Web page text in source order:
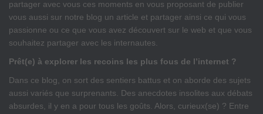
partager avec vous ces moments en vous proposant de publier
vous aussi sur notre blog un article et partager ainsi ce qui vous
passionne ou ce que vous avez découvert sur le web et que vous
souhaitez partager avec les internautes.
Prêt(e) à explorer les recoins les plus fous de l’internet ?
Dans ce blog, on sort des sentiers battus et on aborde des sujets
aussi variés que surprenants. Des anecdotes insolites aux débats
absurdes, il y en a pour tous les goûts. Alors, curieux(se) ? Entre